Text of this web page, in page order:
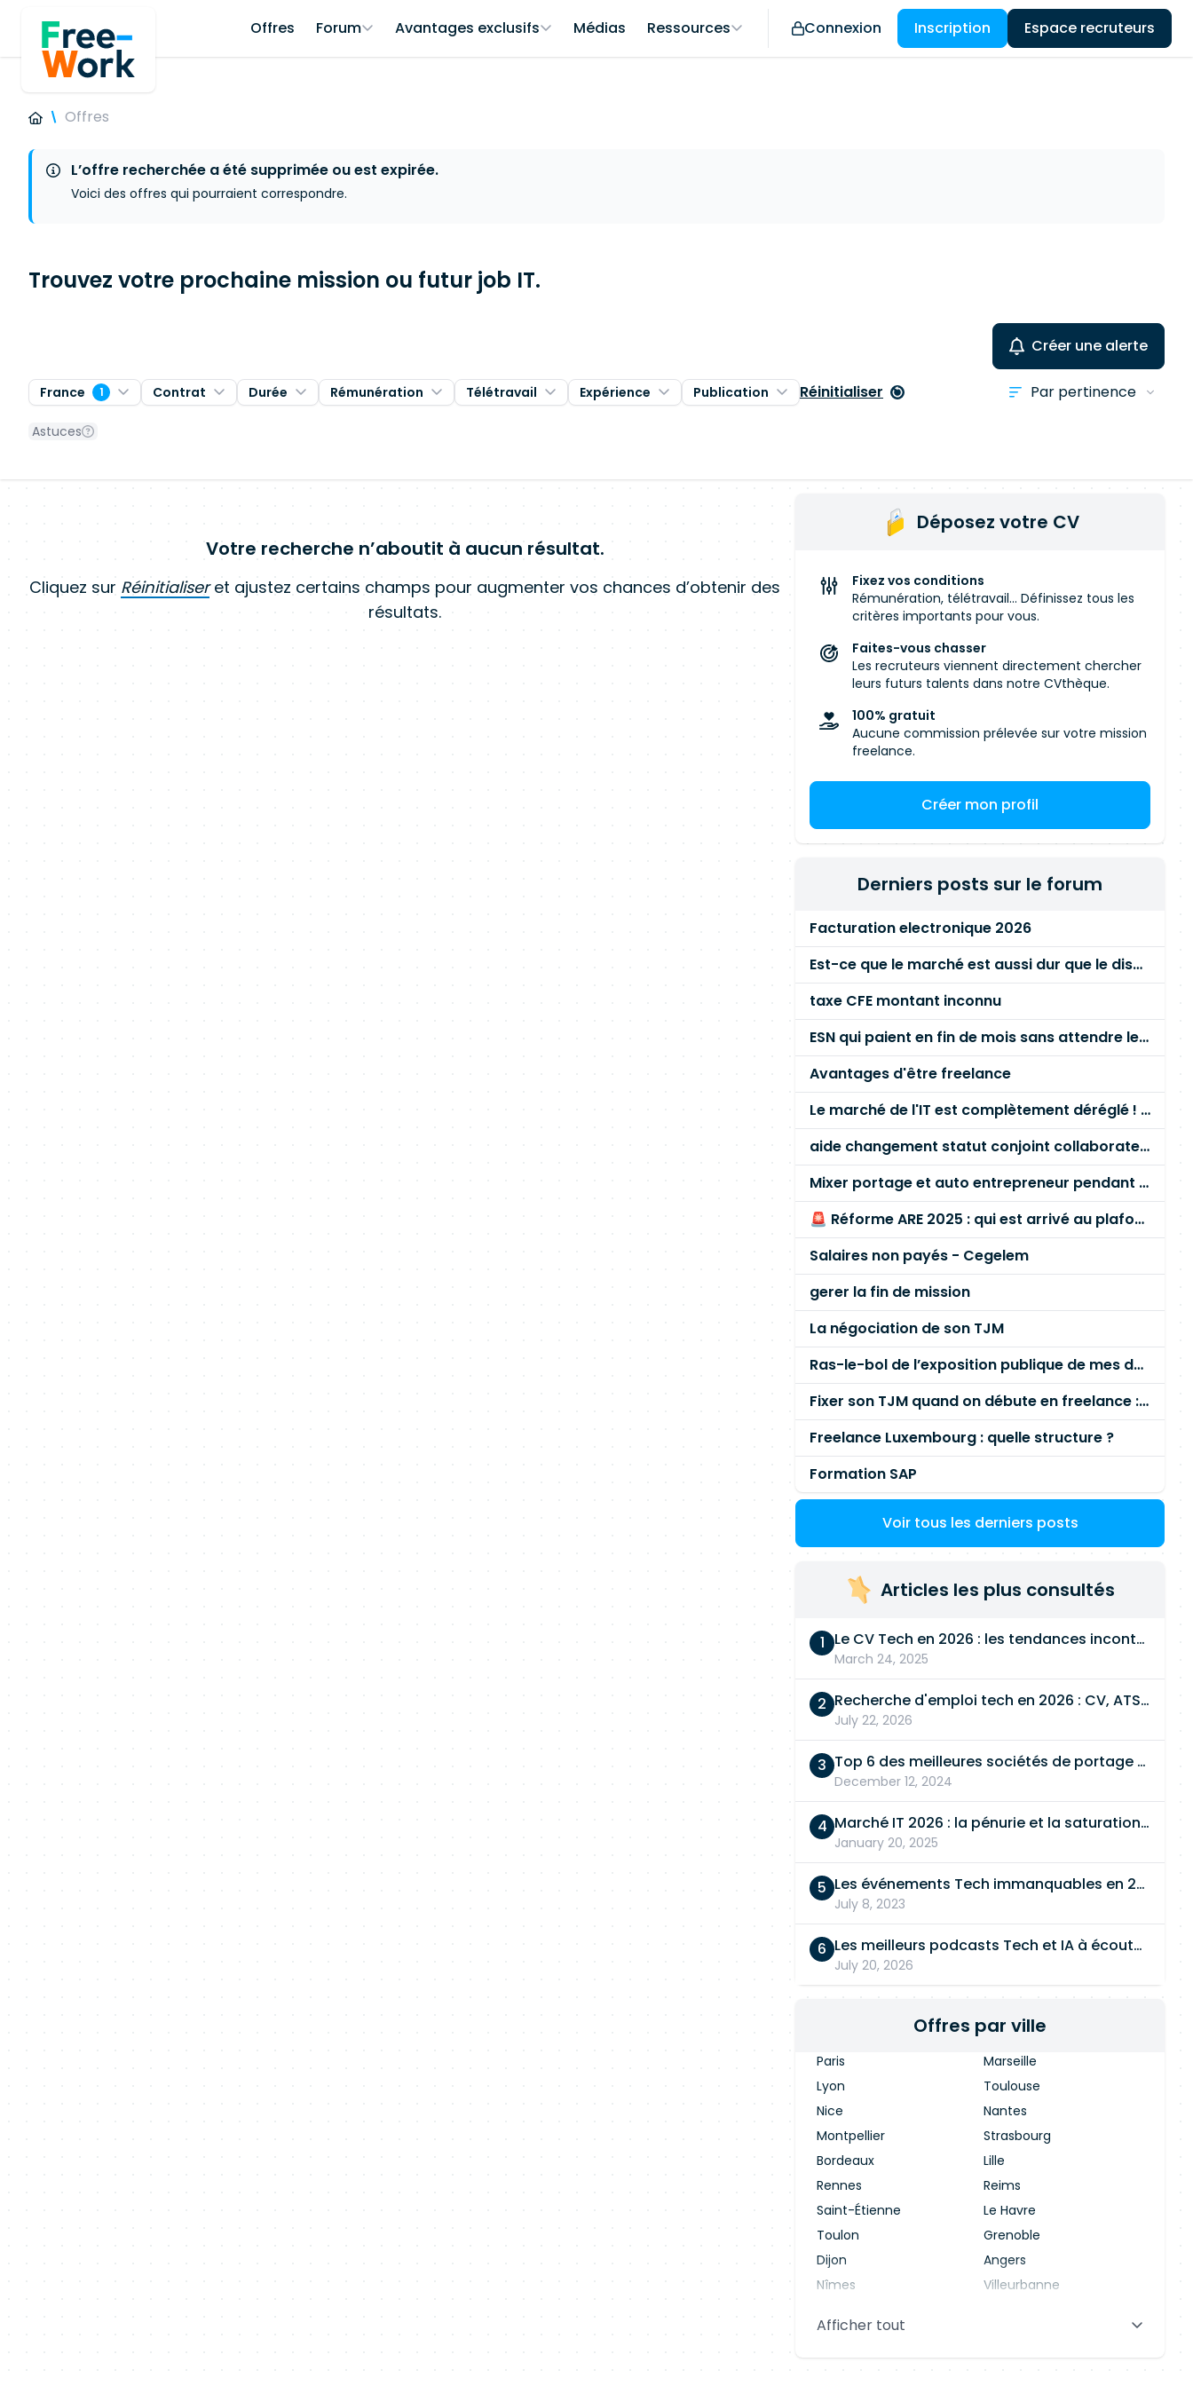
Offres Forum Avantages exclusifs Médias Ressources Connexion Inscription Espace recruteurs
Offres
L’offre recherchée a été supprimée ou est expirée.
Voici des offres qui pourraient correspondre.
Trouvez votre prochaine mission ou futur job IT.
Créer une alerte
France 1 Contrat Durée Rémunération Télétravail Expérience Publication Réinitialiser
Astuces
Votre recherche n’aboutit à aucun résultat.
Cliquez sur Réinitialiseret ajustez certains champs pour augmenter vos chances d’obtenir des
résultats.
Déposez votre CV
Fixez vos conditions
Rémunération, télétravail... Définissez tous les
critères importants pour vous.
Faites-vous chasser
Les recruteurs viennent directement chercher
leurs futurs talents dans notre CVthèque.
100% gratuit
Aucune commission prélevée sur votre mission
freelance.
Créer mon profil
Derniers posts sur le forum
Facturation electronique 2026
Est-ce que le marché est aussi dur que le disent les commerciaux ?
taxe CFE montant inconnu
ESN qui paient en fin de mois sans attendre le paiement client ?
Avantages d'être freelance
Le marché de l'IT est complètement déréglé ! STOP à cette mascarade ! Il faut s'unir et résister !
aide changement statut conjoint collaborateur
Mixer portage et auto entrepreneur pendant des années - quel risque ?
🚨 Réforme ARE 2025 : qui est arrivé au plafond des 60 % en gardant son entreprise ?
Salaires non payés - Cegelem
gerer la fin de mission
La négociation de son TJM
Ras-le-bol de l’exposition publique de mes données personnelles liées à mon entreprise
Fixer son TJM quand on débute en freelance : la méthode mathématique (et pas au feeling) 🛑
Freelance Luxembourg : quelle structure ?
Formation SAP
Voir tous les derniers posts
Articles les plus consultés
Le CV Tech en 2026 : les tendances incontournables
March 24, 2025
Recherche d'emploi tech en 2026 : CV, ATS, entretien… On vous dit tout
July 22, 2026
Top 6 des meilleures sociétés de portage salarial
December 12, 2024
Marché IT 2026 : la pénurie et la saturation, en même temps
January 20, 2025
Les événements Tech immanquables en 2026
July 8, 2023
Les meilleurs podcasts Tech et IA à écouter en 2026
July 20, 2026
Offres par ville
Paris
Marseille
Lyon
Toulouse
Nice
Nantes
Montpellier
Strasbourg
Bordeaux
Lille
Rennes
Reims
Saint-Étienne
Le Havre
Toulon
Grenoble
Dijon
Angers
Nîmes
Villeurbanne
Aix-en-Provence
Afficher tout